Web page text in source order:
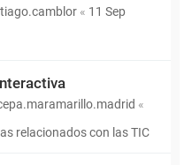
« 11 Sep
«
relacionados con las TIC